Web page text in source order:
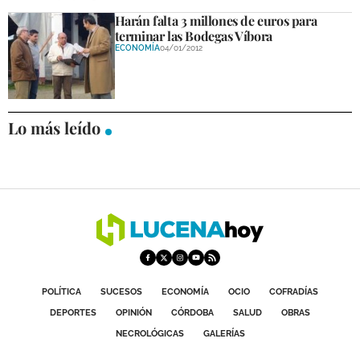
COMPETICIONES
DEPORTE BASE
OPINIÓN
VENTANA CIUDADANA
SUBBÉTICA HOY
OBRAS
Harán falta 3 millones de euros para
terminar las Bodegas Víbora
ECONOMÍA04/01/2012
Lo más leído
POLÍTICA SUCESOS ECONOMÍA OCIO
COFRADÍAS
DEPORTES
OPINIÓN CÓRDOBA SALUD
OBRAS
NECROLÓGICAS
GALERÍAS